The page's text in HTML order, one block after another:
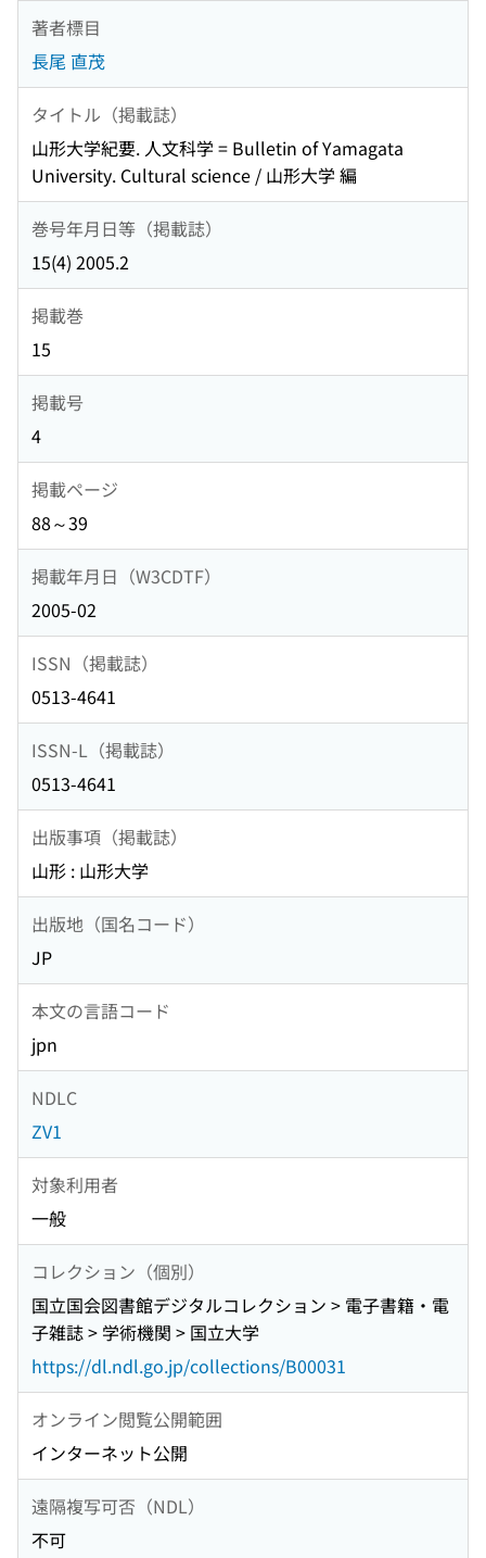
著者標目
長尾 直茂
タイトル（掲載誌）
山形大学紀要. 人文科学 = Bulletin of Yamagata
University. Cultural science / 山形大学 編
巻号年月日等（掲載誌）
15(4) 2005.2
掲載巻
15
掲載号
4
掲載ページ
88～39
掲載年月日（W3CDTF）
2005-02
ISSN（掲載誌）
0513-4641
ISSN-L（掲載誌）
0513-4641
出版事項（掲載誌）
山形 : 山形大学
出版地（国名コード）
JP
本文の言語コード
jpn
NDLC
ZV1
対象利用者
一般
コレクション（個別）
国立国会図書館デジタルコレクション > 電子書籍・電
子雑誌 > 学術機関 > 国立大学
https://dl.ndl.go.jp/collections/B00031
オンライン閲覧公開範囲
インターネット公開
遠隔複写可否（NDL）
不可